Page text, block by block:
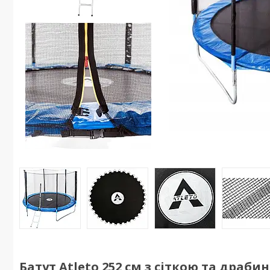
Батут Atleto 252 см з сіткою та